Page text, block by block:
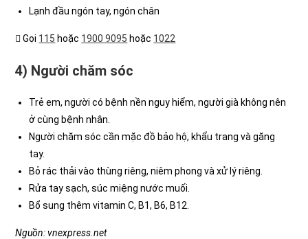
Lạnh đầu ngón tay, ngón chân
Gọi 115 hoặc 1900 9095 hoặc 1022
4) Người chăm sóc
Trẻ em, người có bệnh nền nguy hiểm, người già không nên
ở cùng bệnh nhân.
Người chăm sóc cần mặc đồ bảo hộ, khẩu trang và găng
tay.
Bỏ rác thải vào thùng riêng, niêm phong và xử lý riêng.
Rửa tay sạch, súc miệng nước muối.
Bổ sung thêm vitamin C, B1, B6, B12.
Nguồn: vnexpress.net